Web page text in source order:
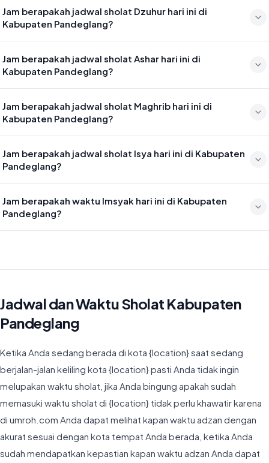
04:48
Jam berapakah jadwal sholat Dzuhur hari ini di
Kabupaten Pandeglang?
12:05
Jam berapakah jadwal sholat Ashar hari ini di
Kabupaten Pandeglang?
15:26
Jam berapakah jadwal sholat Maghrib hari ini di
Kabupaten Pandeglang?
18:01
Jam berapakah jadwal sholat Isya hari ini di Kabupaten
Pandeglang?
Jam berapakah waktu Imsyak hari ini di Kabupaten
Pandeglang?
Jadwal dan Waktu Sholat Kabupaten
Pandeglang
Ketika Anda sedang berada di kota {location} saat sedang
berjalan-jalan keliling kota {location} pasti Anda tidak ingin
melupakan waktu sholat, jika Anda bingung apakah sudah
memasuki waktu sholat di {location} tidak perlu khawatir karena
di umroh.com Anda dapat melihat kapan waktu adzan dengan
akurat sesuai dengan kota tempat Anda berada, ketika Anda
sudah mendapatkan kepastian kapan waktu adzan Anda dapat